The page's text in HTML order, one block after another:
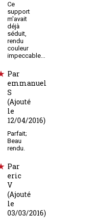
Ce
support
m'avait
déjà
séduit,
rendu
couleur
impeccable...
Par
emmanuel
S
(Ajouté
le
12/04/2016)
Parfait;
Beau
rendu.
Par
eric
V
(Ajouté
le
03/03/2016)